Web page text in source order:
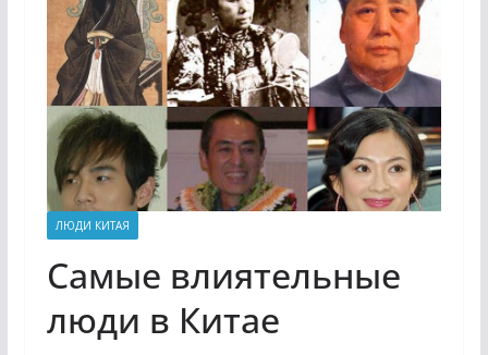
ЛЮДИ КИТАЯ
Самые влиятельные
люди в Китае